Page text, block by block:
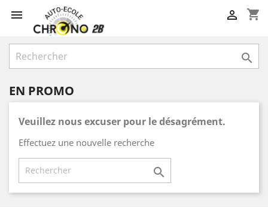
 shopping_cart


EN PROMO
Veuillez nous excuser pour le désagrément.
Effectuez une nouvelle recherche
